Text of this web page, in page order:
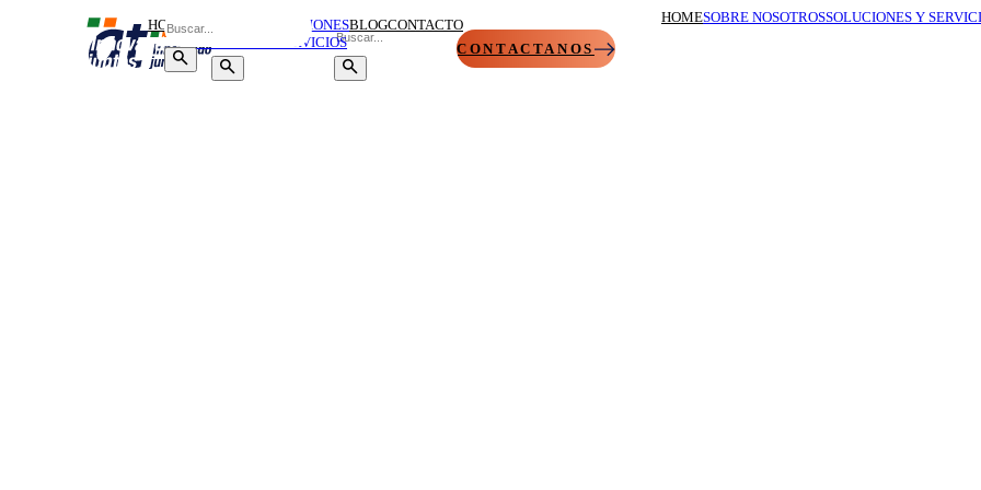
HOMESOBRE
SOLUCIONES
Y SERVICIOS
BLOGCONTACTO
CONTACTANOS
HOMESOBRE NOSOTROSSOLUCIONES Y